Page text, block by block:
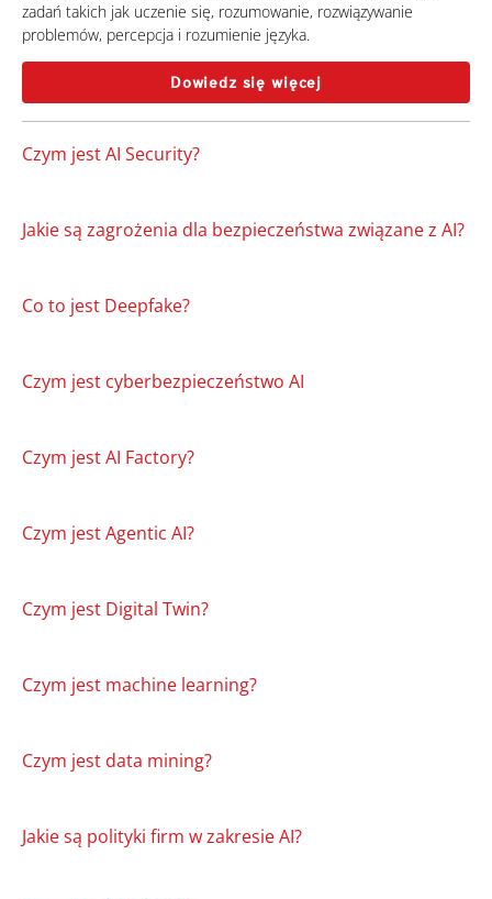
zadań takich jak uczenie się, rozumowanie, rozwiązywanie
problemów, percepcja i rozumienie języka.
Dowiedz się więcej
Czym jest AI Security?
Jakie są zagrożenia dla bezpieczeństwa związane z AI?
Co to jest Deepfake?
Czym jest cyberbezpieczeństwo AI
Czym jest AI Factory?
Czym jest Agentic AI?
Czym jest Digital Twin?
Czym jest machine learning?
Czym jest data mining?
Jakie są polityki firm w zakresie AI?